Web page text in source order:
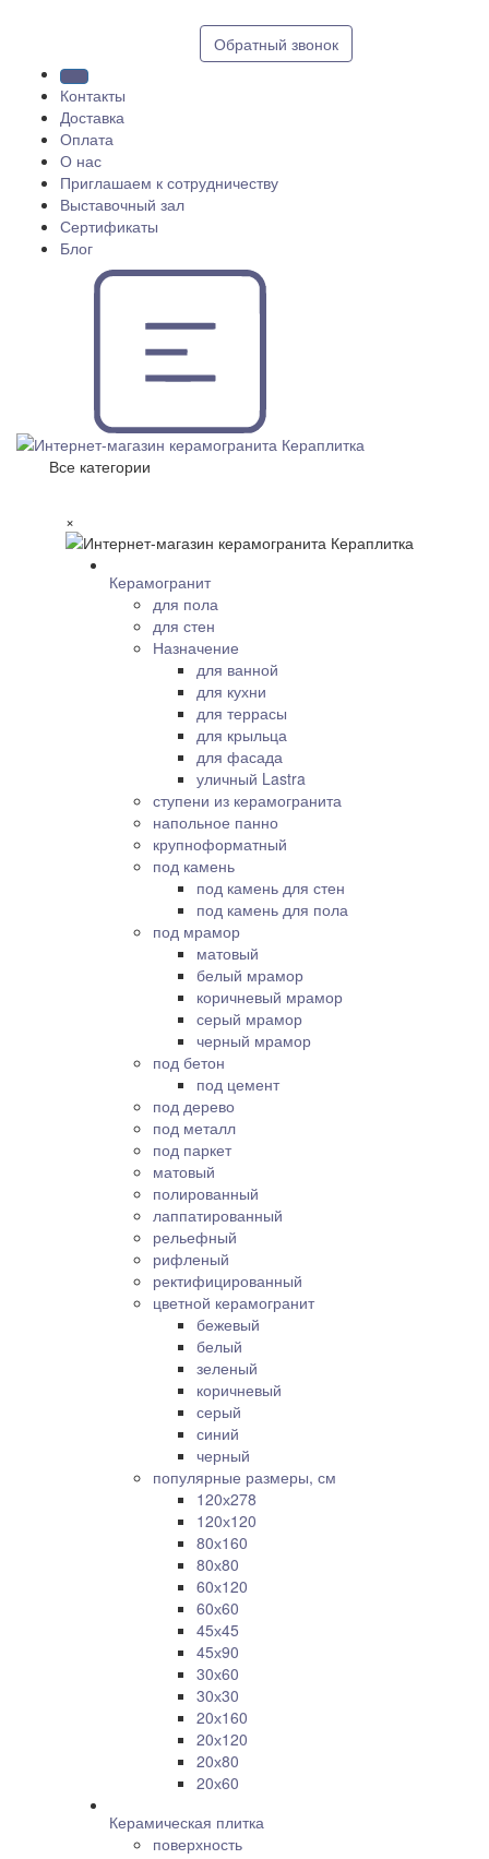
Обратный звонок
Контакты
Доставка
Оплата
О нас
Приглашаем к сотрудничеству
Выставочный зал
Сертификаты
Блог
Все категории
×
Керамогранит
для пола
для стен
Назначение
для ванной
для кухни
для террасы
для крыльца
для фасада
уличный Lastra
ступени из керамогранита
напольное панно
крупноформатный
под камень
под камень для стен
под камень для пола
под мрамор
матовый
белый мрамор
коричневый мрамор
серый мрамор
черный мрамор
под бетон
под цемент
под дерево
под металл
под паркет
матовый
полированный
лаппатированный
рельефный
рифленый
ректифицированный
цветной керамогранит
бежевый
белый
зеленый
коричневый
серый
синий
черный
популярные размеры, см
120х278
120х120
80х160
80х80
60х120
60х60
45х45
45х90
30х60
30х30
20х160
20х120
20х80
20х60
Керамическая плитка
поверхность